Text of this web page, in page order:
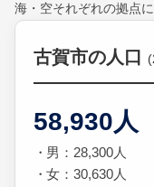
海・空それぞれの拠点
古賀市の人口
58,930人
男：28,300人
女：30,630人